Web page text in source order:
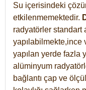
Su içerisindeki
etkilenmemektedir.
radyatörler standart
yapılabilmekte,ince
yapılan yerde fazla
alüminyum
bağlantı çap ve